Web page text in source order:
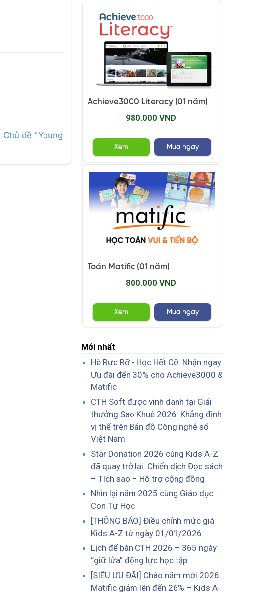
đề "Young
Achieve3000 Literacy (01 năm)
980.000 VND
Xem Mua ngay
Toán Matific (01 năm)
800.000 VND
Xem Mua ngay
Mới nhất
Hè Rực Rỡ - Học Hết Cỡ: Nhận ngay
Ưu đãi đến 30% cho Achieve3000 &
Matific
CTH Soft được vinh danh tại Giải
thưởng Sao Khuê 2026: Khẳng định
vị thế trên Bản đồ Công nghệ số
Việt Nam
Star Donation 2026 cùng Kids A-Z
đã quay trở lại: Chiến dịch Đọc sách
– Tích sao – Hỗ trợ cộng đồng
Nhìn lại năm 2025 cùng Giáo dục
Con Tự Học
[THÔNG BÁO] Điều chỉnh mức giá
Kids A-Z từ ngày 01/01/2026
Lịch để bàn CTH 2026 – 365 ngày
“giữ lửa” động lực học tập
[SIÊU ƯU ĐÃI] Chào năm mới 2026:
Matific giảm lên đến 26% – Kids A-